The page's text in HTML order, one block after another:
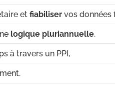
et fiabiliservos données
logique pluriannuelle.
à travers un PPI,